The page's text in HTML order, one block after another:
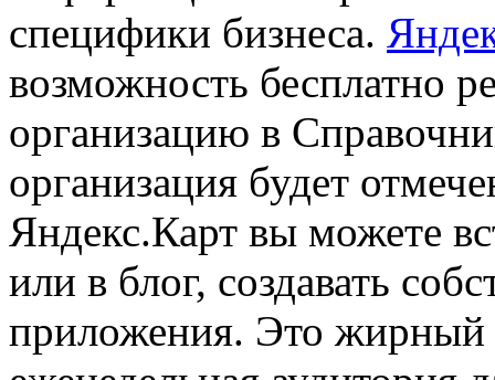
специфики бизнеса.
возможность бесплатно
организацию в
организация будет
Яндекс.Карт вы можете
или в блог, создавать
приложения. Это жирный